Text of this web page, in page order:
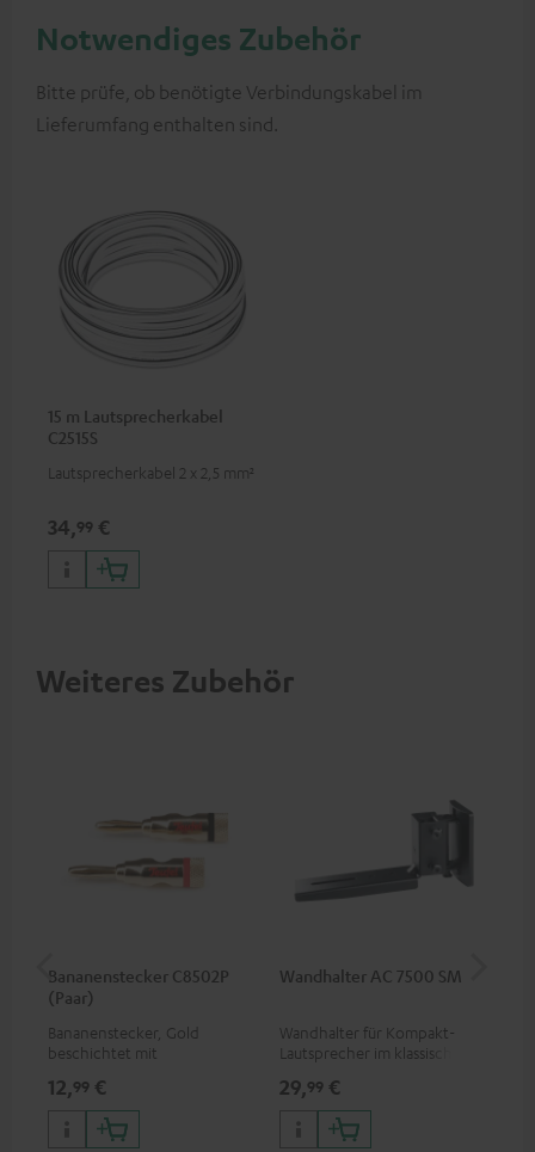
Notwendiges Zubehör
Bitte prüfe, ob benötigte Verbindungskabel im
Lieferumfang enthalten sind.
15 m Lautsprecherkabel
C2515S
Lautsprecherkabel 2 x 2,5 mm²
34,99 €
Weiteres Zubehör
Bananenstecker C8502P
(Paar)
Bananenstecker, Gold
beschichtet mit
12,99 €
Wandhalter AC 7500 SM
Wandhalter für Kompakt-
Lautsprecher im klassischen
Dipole
29,99 €